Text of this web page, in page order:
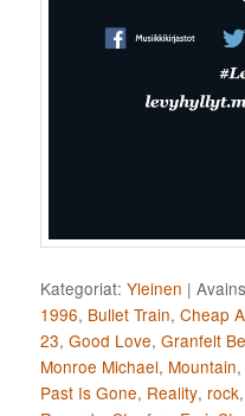
Kategoriat: Yleinen |
1996, Bullet Train,Cheap
23,Good Love,Granfelt
Monroe Michael, Mountain,
Past Is Gone, Reality, rock,